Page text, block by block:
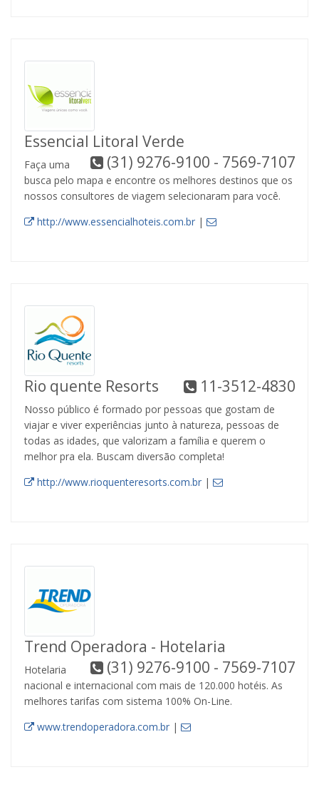
Essencial Litoral Verde
(31) 9276-9100 - 7569-7107
Faça uma
busca pelo mapa e encontre os melhores destinos que os
nossos consultores de viagem selecionaram para você.
http://www.essencialhoteis.com.br|
Rio quente Resorts 11-3512-4830
Nosso público é formado por pessoas que gostam de
viajar e viver experiências junto à natureza, pessoas de
todas as idades, que valorizam a família e querem o
melhor pra ela. Buscam diversão completa!
http://www.rioquenteresorts.com.br|
Trend Operadora - Hotelaria
(31) 9276-9100 - 7569-7107
Hotelaria
nacional e internacional com mais de 120.000 hotéis. As
melhores tarifas com sistema 100% On-Line.
www.trendoperadora.com.br|